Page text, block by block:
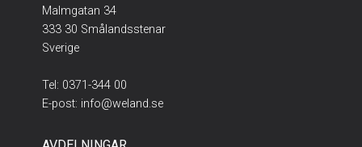
Malmgatan 34
333 30 Smålandsstenar
Sverige
Tel: 0371-344 00
E-post: info@weland.se